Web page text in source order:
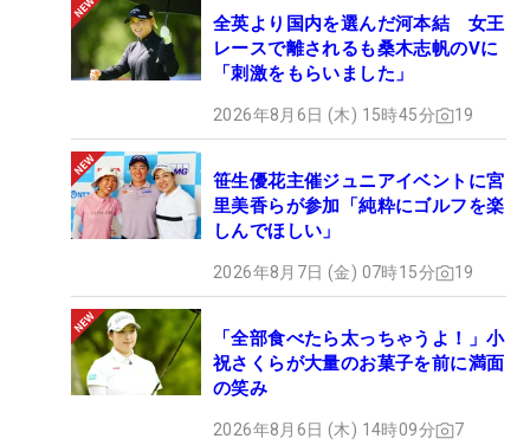
全英より国内を選んだ河本結 女王
レースで離されるも桑木志帆のVに
「刺激をもらいました」
2026年8月6日 (木) 15時45分 19
笹生優花主催ジュニアイベントに宮
里美香らが参加「純粋にゴルフを楽
しんでほしい」
2026年8月7日 (金) 07時15分 19
「全部食べたら太っちゃうよ！」小
祝さくらが大量のお菓子を前に満面
の笑み
2026年8月6日 (木) 14時09分 7